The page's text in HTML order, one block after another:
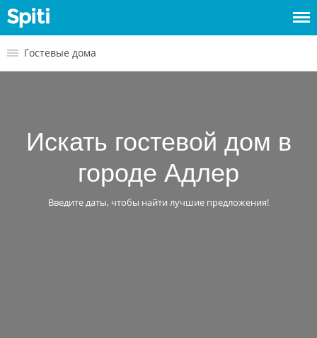
ВойтиГостевые дома
Искать гостевой дом в
городе Адлер
Введите даты, чтобы найти лучшие предложения!